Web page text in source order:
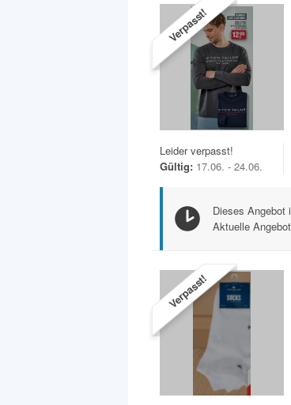
Verpasst!
Leider verpasst!
Gültig: 17.06. - 24.06.
Dieses Angebot
Aktuelle
Verpasst!